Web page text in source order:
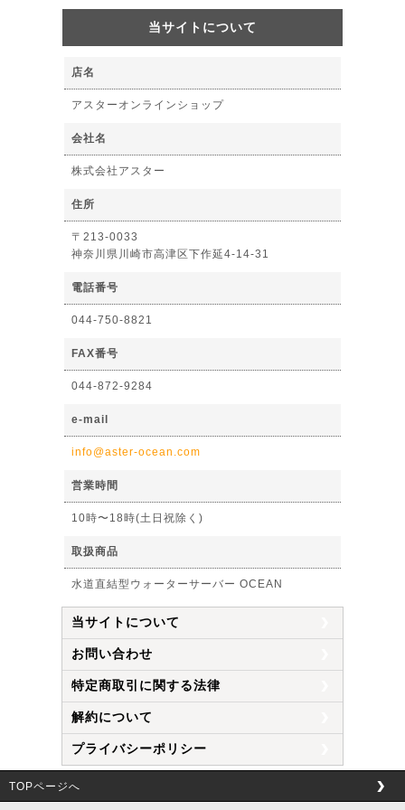
当サイトについて
店名
アスターオンラインショップ
会社名
株式会社アスター
住所
〒213-0033
神奈川県川崎市高津区下作延4-14-31
電話番号
044-750-8821
FAX番号
044-872-9284
e-mail
info@aster-ocean.com
営業時間
10時〜18時(土日祝除く)
取扱商品
水道直結型ウォーターサーバー OCEAN
当サイトについて
お問い合わせ
特定商取引に関する法律
解約について
プライバシーポリシー
TOPページへ